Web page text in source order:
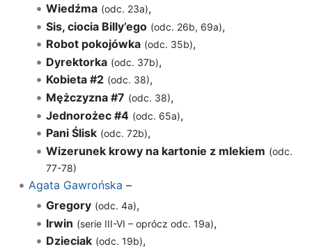
Wiedźma (odc. 23a),
Sis, ciocia Billy’ego (odc. 26b, 69a),
Robot pokojówka (odc. 35b),
Dyrektorka (odc. 37b),
Kobieta #2 (odc. 38),
Mężczyzna #7 (odc. 38),
Jednorożec #4 (odc. 65a),
Pani Ślisk (odc. 72b),
Wizerunek krowy na kartonie z mlekiem (odc.
77-78)
Agata Gawrońska –
Gregory (odc. 4a),
Irwin (serie III-VI – oprócz odc. 19a),
Dzieciak (odc. 19b),